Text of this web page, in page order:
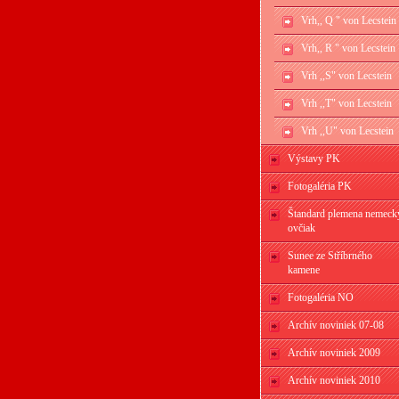
Vrh,, Q " von Lecstein
Vrh,, R " von Lecstein
Vrh ,,S" von Lecstein
Vrh ,,T" von Lecstein
Vrh ,,U" von Lecstein
Výstavy PK
Fotogaléria PK
Štandard plemena
ovčiak
Sunee ze Stříbrného
kamene
Fotogaléria NO
Archív noviniek 07-08
Archív noviniek 2009
Archív noviniek 2010